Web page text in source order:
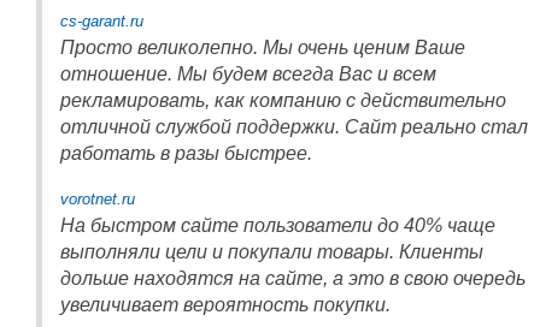
cs-garant.ru
Просто великолепно. Мы очень ценим Ваше
отношение. Мы будем всегда Вас и всем
рекламировать, как компанию с действительно
отличной службой поддержки. Сайт реально стал
работать в разы быстрее.
vorotnet.ru
На быстром сайте пользователи до 40% чаще
выполняли цели и покупали товары. Клиенты
дольше находятся на сайте, а это в свою очередь
увеличивает вероятность покупки.